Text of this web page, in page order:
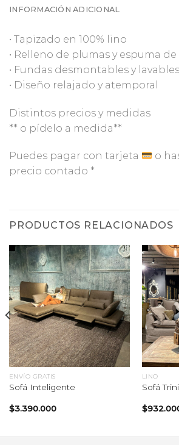
INFORMACIÓN ADICIONAL
•⁠ ⁠Tapizado en 100% lino
•⁠ ⁠Relleno de plumas y espuma
•⁠ ⁠Fundas desmontables y lavables.
•⁠ ⁠Diseño relajado y atemporal
Distintos precios y medidas
** o pídelo a medida**
Puedes pagar con tarjeta
o
precio contado *
PRODUCTOS RELACIONADOS
ENVÍO GRATIS
Sofá Inteligente
$3.390.000
LINO
Sofá
$